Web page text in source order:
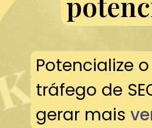
Potencialize
tráfego de
gerar mais
Potencialize
tráfego de
gerar mais